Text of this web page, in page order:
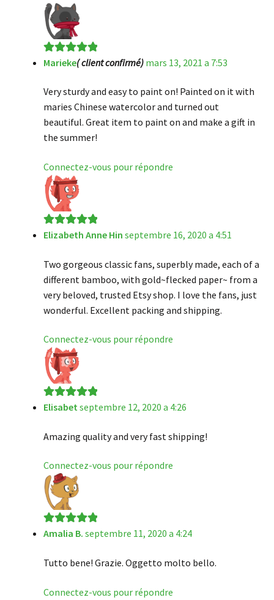
Note5sur 5
Marieke( client confirmé) mars 13, 2021 a 7:53
Very sturdy and easy to paint on! Painted on it with
maries Chinese watercolor and turned out
beautiful. Great item to paint on and make a gift in
the summer!
Connectez-vous pour répondre
Note5sur 5
Elizabeth Anne Hin septembre 16, 2020 a 4:51
Two gorgeous classic fans, superbly made, each of a
different bamboo, with gold~flecked paper~ from a
very beloved, trusted Etsy shop. I love the fans, just
wonderful. Excellent packing and shipping.
Connectez-vous pour répondre
Note5sur 5
Elisabet septembre 12, 2020 a 4:26
Amazing quality and very fast shipping!
Connectez-vous pour répondre
Note5sur 5
Amalia B. septembre 11, 2020 a 4:24
Tutto bene! Grazie. Oggetto molto bello.
Connectez-vous pour répondre